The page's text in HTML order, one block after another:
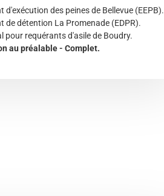
d'exécution des peines de Bellevue (EEPB).
de détention La Promenade (EDPR).
pour requérants d'asile de Boudry.
au préalable - Complet.